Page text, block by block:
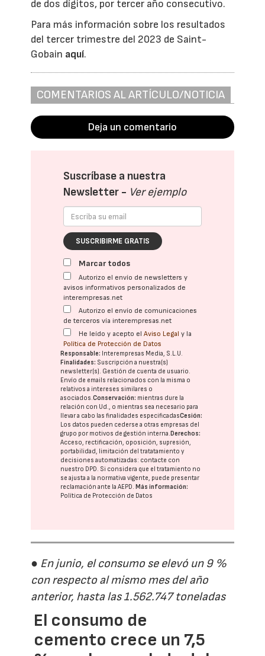
de dos dígitos, por tercer año consecutivo.
Para más información sobre los resultados
del tercer trimestre del 2023 de Saint-
Gobain aquí.
COMENTARIOS AL ARTÍCULO/NOTICIA
Deja un comentario
Suscríbase a nuestra
Newsletter - Ver ejemplo
SUSCRIBIRME GRATIS
Marcar todos
Autorizo el envío de newsletters y
avisos informativos personalizados de
interempresas.net
Autorizo el envío de comunicaciones
de terceros vía interempresas.net
He leído y acepto elAviso Legal y la
Política de Protección de Datos
Responsable: Interempresas Media, S.L.U.
Finalidades: Suscripción a nuestra(s)
newsletter(s). Gestión de cuenta de usuario.
Envío de emails relacionados con la misma o
relativos a intereses similares o
asociados.Conservación: mientras dure la
relación con Ud., o mientras sea necesario para
llevar a cabo las finalidades especificadasCesión:
Los datos pueden cederse a otras empresas del
grupo por motivos de gestión interna. Derechos:
Acceso, rectificación, oposición, supresión,
portabilidad, limitación del tratatamiento y
decisiones automatizadas: contacte con
nuestro DPD. Si considera que el tratamiento no
se ajusta a la normativa vigente, puede presentar
reclamación ante laAEPD. Más información:
Política de Protección de Datos
● En junio, el consumo se elevó un 9 %
con respecto al mismo mes del año
anterior, hasta las 1.562.747 toneladas
El consumo de
cemento crece un 7,5